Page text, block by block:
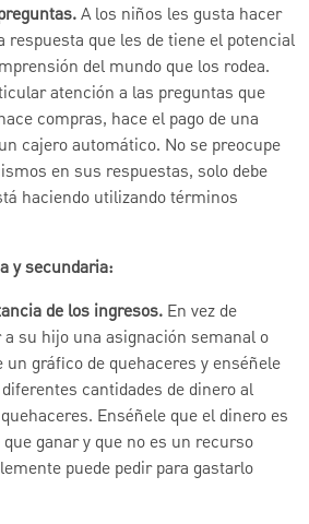
A los niños les gusta hacer
respuesta que les de tiene el potencial
del mundo que los rodea.
atención a las preguntas que
compras, hace el pago de una
cajero automático. No se preocupe
en sus respuestas, solo debe
haciendo utilizando términos
y secundaria:
de los ingresos. En vez de
su hijo una asignación semanal o
un gráfico de quehaceres y enséñele
cantidades de dinero al
Enséñele que el dinero es
ganar y que no es un recurso
puede pedir para gastarlo